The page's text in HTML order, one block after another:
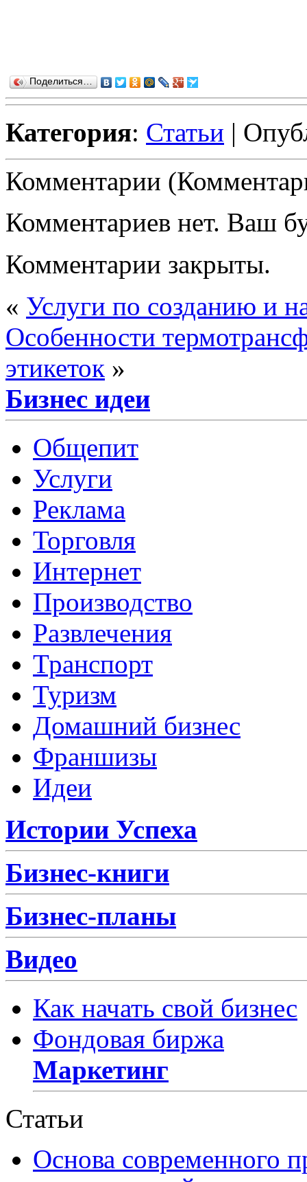
Поделиться…
Категория: Статьи |
Комментарии
Комментариев нет. Ваш
Комментарии закрыты.
« Услуги по созданию и
Особенности
этикеток »
Бизнес идеи
Общепит
Услуги
Реклама
Торговля
Интернет
Производство
Развлечения
Транспорт
Туризм
Домашний бизнес
Франшизы
Идеи
Истории Успеха
Бизнес-книги
Бизнес-планы
Видео
Как начать свой бизнес
Фондовая биржа
Маркетинг
Статьи
Основа современного